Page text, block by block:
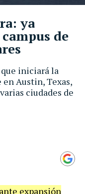
iniciará la
Austin, Texas,
ciudades de
ya
de
expansión